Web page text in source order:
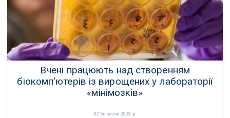
Вчені працюють над створенням
біокомп'ютерів із вирощених у лабораторії
«мінімозків»
02 Березня 2023 р.